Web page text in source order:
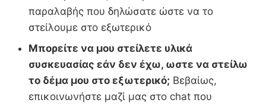
παραλαβής που δηλώσατε ώστε να το
στείλουμε στο εξωτερικό
Μπορείτε να μου στείλετε υλικά
συσκευασίας εάν δεν έχω, ωστε να στείλω
το δέμα μου στο εξωτερικό; Βεβαίως,
επικοινωνήστε μαζί μας στο chat που